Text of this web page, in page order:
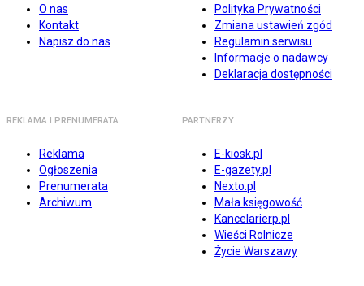
O nas
Kontakt
Napisz do nas
Polityka Prywatności
Zmiana ustawień zgód
Regulamin serwisu
Informacje o nadawcy
Deklaracja dostępności
REKLAMA I PRENUMERATA
Reklama
Ogłoszenia
Prenumerata
Archiwum
PARTNERZY
E-kiosk.pl
E-gazety.pl
Nexto.pl
Mała księgowość
Kancelarierp.pl
Wieści Rolnicze
Życie Warszawy